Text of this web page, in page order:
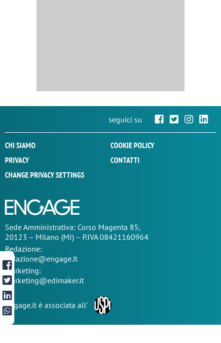
seguici su
CHI SIAMO
COOKIE POLICY
PRIVACY
CONTATTI
CHANGE PRIVACY SETTINGS
SedeAmministrativa: Corso Magenta 85,
20123 – Milano (MI) – P.IVA 08421160964
Redazione:
redazione@engage.it
Marketing:
marketing@edimaker.it
Engage.it è associata all'